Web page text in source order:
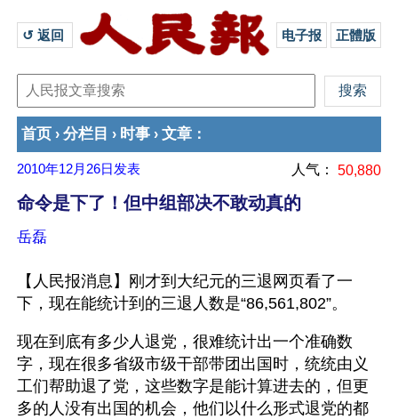
↺ 返回 电子报 正體版
首页 › 分栏目 › 时事 › 文章 ：
2010年12月26日 发表 人气： 50,880
命令是下了！但中组部决不敢动真的
岳磊
【人民报消息】刚才到大纪元的三退网页看了一
下，现在能统计到的三退人数是“86,561,802”。
现在到底有多少人退党，很难统计出一个准确数
字，现在很多省级市级干部带团出国时，统统由义
工们帮助退了党，这些数字是能计算进去的，但更
多的人没有出国的机会，他们以什么形式退党的都